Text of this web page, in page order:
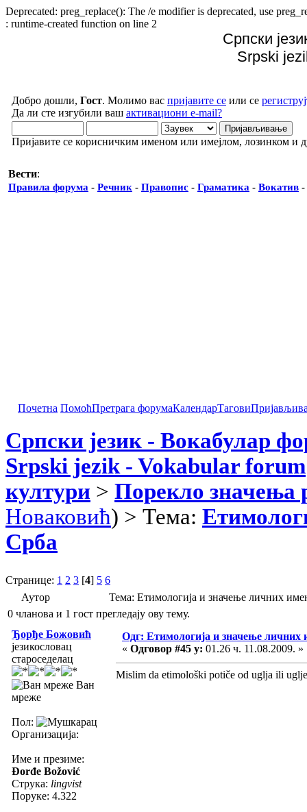
Deprecated: preg_replace(): The /e modifier is deprecated, use
: runtime-created function on line 2
Српски
Srpski
Добро дошли, Гост. Молимо вас пријавите се или се
Да ли сте изгубили ваш активациони e-mail?
Пријавите се корисничким именом или имејлом, лозинком и
Вести:
Правила форума - Речник - Правопис - Граматика - Вокатив -
Почетна ПомоћПретрага форумаКалендарТагови
Српски језик - Вокабулар
Srpski jezik - Vokabular forum
култури > Порекло значења
Новаковић) > Тема:
Срба
Странице: 1 2 3 [4] 5 6
Аутор
Тема: Етимологија и значење личних
0 чланова и 1 гост прегледају ову тему.
Ђорђе Божовић
језикословац
староседелац
Ван
мреже
Пол:
Организација:
Име и презиме:
Đorđe Božović
Струка: lingvist
Поруке: 4.322
Одг: Етимологија и значење личних
« Одговор #45 у: 01.26 ч. 11.08.2009. »
Mislim da etimološki potiče od uglja ili